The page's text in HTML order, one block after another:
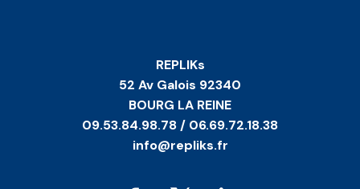
REPLIKs
52 Av Galois 92340
BOURG LA REINE
09.53.84.98.78 / 06.69.72.18.38
info@repliks.fr